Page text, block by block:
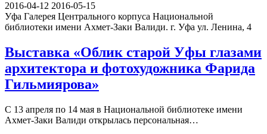
2016-04-12 2016-05-15
Уфа Галерея Центрального корпуса Национальной
библиотеки имени Ахмет-Заки Валиди. г. Уфа ул. Ленина, 4
Выставка «Облик старой Уфы глазами
архитектора и фотохудожника Фарида
Гильмиярова»
С 13 апреля по 14 мая в Национальной библиотеке имени
Ахмет-Заки Валиди открылась персональная…